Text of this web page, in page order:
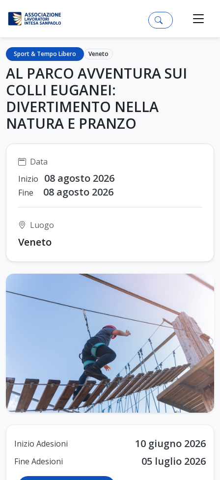
Sport & Tempo Libero Veneto
AL PARCO AVVENTURA SUI
COLLI EUGANEI:
DIVERTIMENTO NELLA
NATURA E PRANZO
Data
Inizio
08 agosto 2026
Fine 08 agosto 2026
Luogo
Veneto
Inizio Adesioni 10 giugno 2026
Fine Adesioni 05 luglio 2026